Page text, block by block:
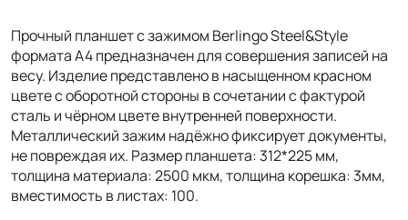
Прочный планшет с зажимом Berlingo Steel&Style
формата А4 предназначен для совершения записей на
весу. Изделие представлено в насыщенном красном
цвете с оборотной стороны в сочетании с фактурой
сталь и чёрном цвете внутренней поверхности.
Металлический зажим надёжно фиксирует документы,
не повреждая их. Размер планшета: 312*225 мм,
толщина материала: 2500 мкм, толщина корешка: 3мм,
вместимость в листах: 100.